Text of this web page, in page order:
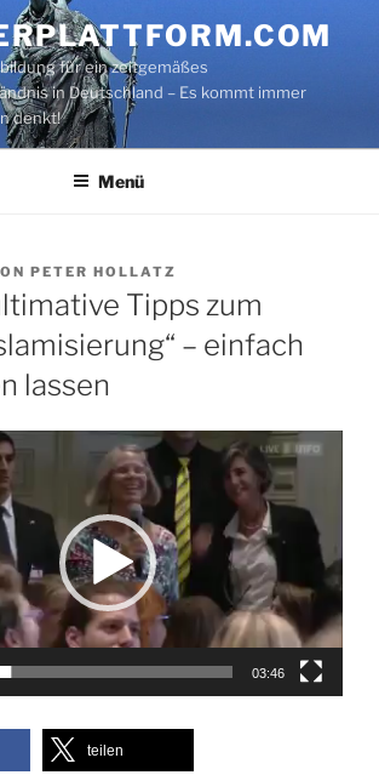
für ein zeitgemäßes
in Deutschland – Es kommt immer
denkt!
Menü
PETER HOLLATZ
Tipps zum
– einfach
lassen
03:46
teilen